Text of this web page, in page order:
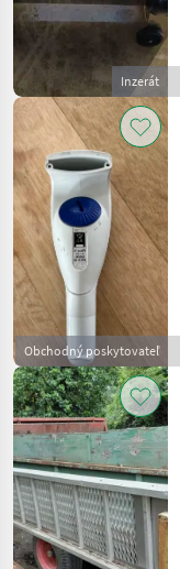
Inzerát
Obchodný poskytovateľ